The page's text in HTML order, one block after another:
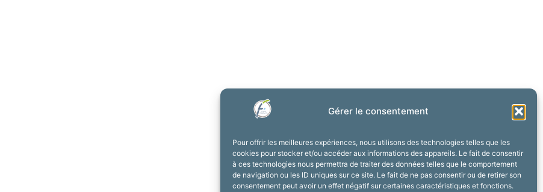
Gérer le consentement
Pour offrir les meilleures expériences, nous utilisons des technologies telles que les
cookies pour stocker et/ou accéder aux informations des appareils. Le fait de consentir
à ces technologies nous permettra de traiter des données telles que le comportement
de navigation ou les ID uniques sur ce site. Le fait de ne pas consentir ou de retirer son
consentement peut avoir un effet négatif sur certaines caractéristiques et fonctions.